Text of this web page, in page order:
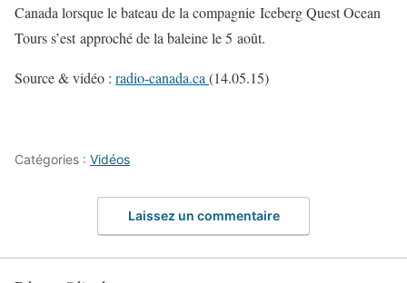
Canada lorsque le bateau de la compagnie Iceberg Quest Ocean
Tours s’est approché de la baleine le 5 août.
Source & vidéo : radio-canada.ca (14.05.15)
Catégories : Vidéos
Laissez un commentaire